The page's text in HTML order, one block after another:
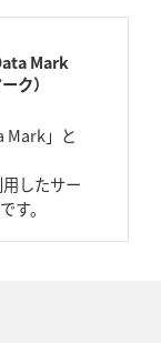
Mark
ク）
Mark」と
したサー
す。